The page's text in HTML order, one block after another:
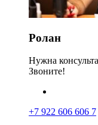
Ролан
Нужна
Звоните!
+7 922 606 606 7